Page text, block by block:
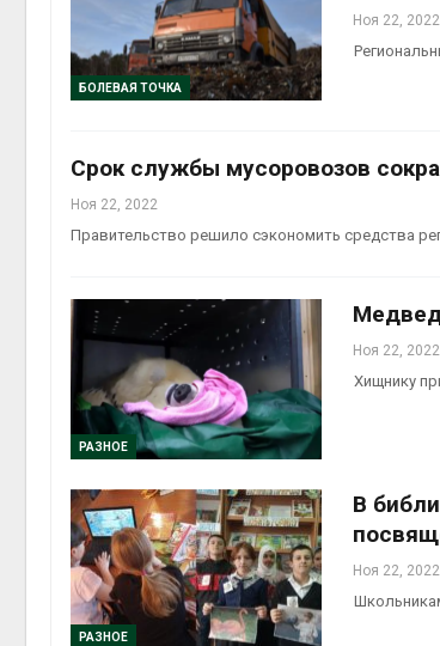
БОЛЕВАЯ ТОЧКА
Ноя 22, 2022
Срок службы мусоровозов
Ноя 22, 2022
Правительство решило сэкономить средства
РАЗНОЕ
Ноя 22, 2022
Хищнику
РАЗНОЕ
В
Ноя 22, 2022